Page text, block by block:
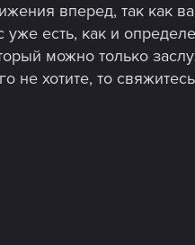
вперед, так как
есть, как и
можно только
не хотите, то